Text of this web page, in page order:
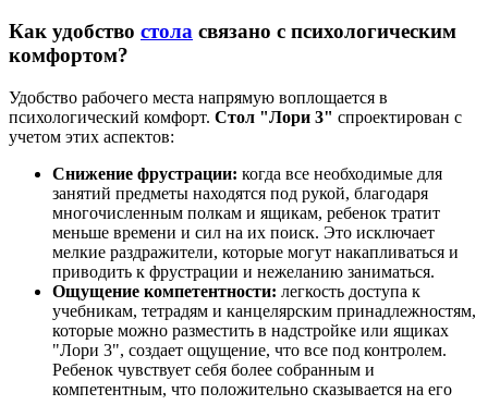
Как удобство стола связано с психологическим
комфортом?
Удобство рабочего места напрямую воплощается в
психологический комфорт. Стол "Лори 3" спроектирован с
учетом этих аспектов:
Снижение фрустрации: когда все необходимые для
занятий предметы находятся под рукой, благодаря
многочисленным полкам и ящикам, ребенок тратит
меньше времени и сил на их поиск. Это исключает
мелкие раздражители, которые могут накапливаться и
приводить к фрустрации и нежеланию заниматься.
Ощущение компетентности: легкость доступа к
учебникам, тетрадям и канцелярским принадлежностям,
которые можно разместить в надстройке или ящиках
"Лори 3", создает ощущение, что все под контролем.
Ребенок чувствует себя более собранным и
компетентным, что положительно сказывается на его